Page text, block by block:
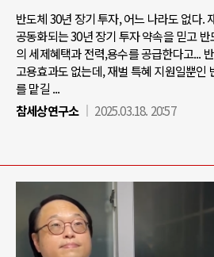
반도체 30년 장기 투자, 어느 나라도 없다.
공동화되는 30년 장기 투자 약속을 믿고
의 세제혜택과 전력,용수를 공급한다고...
고용효과도 없는데, 재벌 특혜 지원일뿐인
를 맡길 ...
참세상연구소
2025.03.18. 20:57